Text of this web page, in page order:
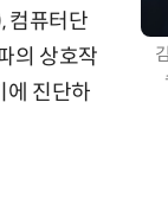
컴퓨터단
의 상호작
에 진단하